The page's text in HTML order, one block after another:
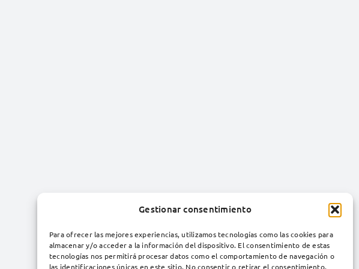
Gestionar consentimiento
Para ofrecer las mejores experiencias, utilizamos tecnologías como las cookies para
almacenar y/o acceder a la información del dispositivo. El consentimiento de estas
tecnologías nos permitirá procesar datos como el comportamiento de navegación o
las identificaciones únicas en este sitio. No consentir o retirar el consentimiento,